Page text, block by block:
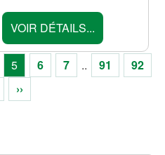
VOIR DÉTAILS...
5 6 7 .. 91
92
››